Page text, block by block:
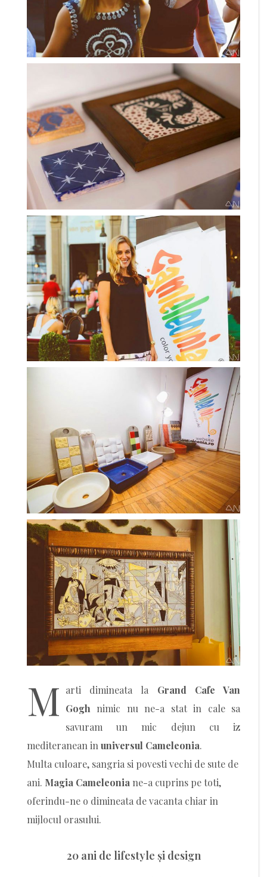
M arti dimineata la Grand Cafe Van
Gogh nimic nu ne-a stat in cale sa
savuram un mic dejun cu iz
mediteranean in universul Cameleonia.
Multa culoare, sangria si povesti vechi de sute de
ani. Magia Cameleonia ne-a cuprins pe toti,
oferindu-ne o dimineata de vacanta chiar in
mijlocul orasului.
20 ani de lifestyle şi design